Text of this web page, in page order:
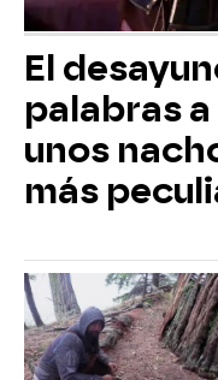
El
palabras
unos
más